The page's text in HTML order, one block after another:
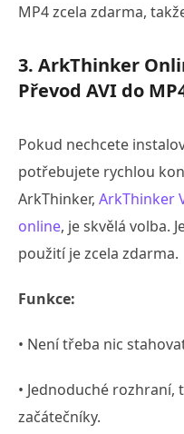
MP4 zcela zdarma,
3. ArkThinker
Převod AVI do
Pokud nechcete
potřebujete rychlou
ArkThinker, ArkThinker
online, je skvělá volba.
použití je zcela zdarma.
Funkce:
• Není třeba nic
• Jednoduché rozhraní,
začátečníky.